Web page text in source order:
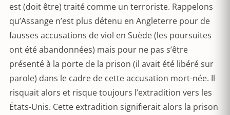
est (doit être) traité comme un terroriste. Rappelons
qu’Assange n’est plus détenu en Angleterre pour de
fausses accusations de viol en Suède (les poursuites
ont été abandonnées) mais pour ne pas s’être
présenté à la porte de la prison (il avait été libéré sur
parole) dans le cadre de cette accusation mort-née. Il
risquait alors et risque toujours l’extradition vers les
États-Unis. Cette extradition signifierait alors la prison